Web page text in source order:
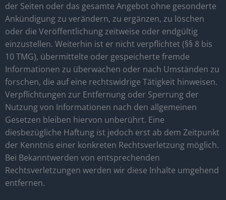
der Seiten oder das gesamte Angebot ohne gesonderte
Ankündigung zu verändern, zu ergänzen, zu löschen
oder die Veröffentlichung zeitweise oder endgültig
einzustellen. Weiterhin ist er nicht verpflichtet (§§ 8 bis
10 TMG), übermittelte oder gespeicherte fremde
Informationen zu überwachen oder nach Umständen zu
forschen, die auf eine rechtswidrige Tätigkeit hinweisen.
Verpflichtungen zur Entfernung oder Sperrung der
Nutzung von Informationen nach den allgemeinen
Gesetzen bleiben hiervon unberührt. Eine
diesbezügliche Haftung ist jedoch erst ab dem Zeitpunkt
der Kenntnis einer konkreten Rechtsverletzung möglich.
Bei Bekanntwerden von entsprechenden
Rechtsverletzungen werden wir diese Inhalte umgehend
entfernen.